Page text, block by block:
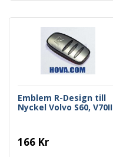
Emblem R-Design till
Nyckel Volvo S60, V70II
166 Kr